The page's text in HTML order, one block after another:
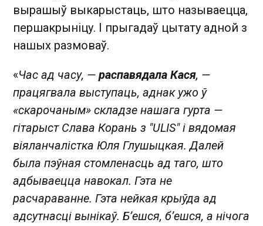
вырашыў выкарыстаць, што называецца,
першакрыніцу. І прыгадаў цытату адной з
нашых размоваў.
«Час ад часу, — распавядала Кася, —
працягвала выступаць, аднак ужо ў
«скарочаным» складзе нашага гурта —
гітарыст Слава Корань з "ULIS" і вядомая
віяланчалістка Юля Глушыцкая. Далей
была пэўная стомленасць ад таго, што
адбываецца навокал. Гэта не
расчараванне. Гэта нейкая крыўда ад
адсутнасці вынікаў. Б’ешся, б’ешся, а нічога